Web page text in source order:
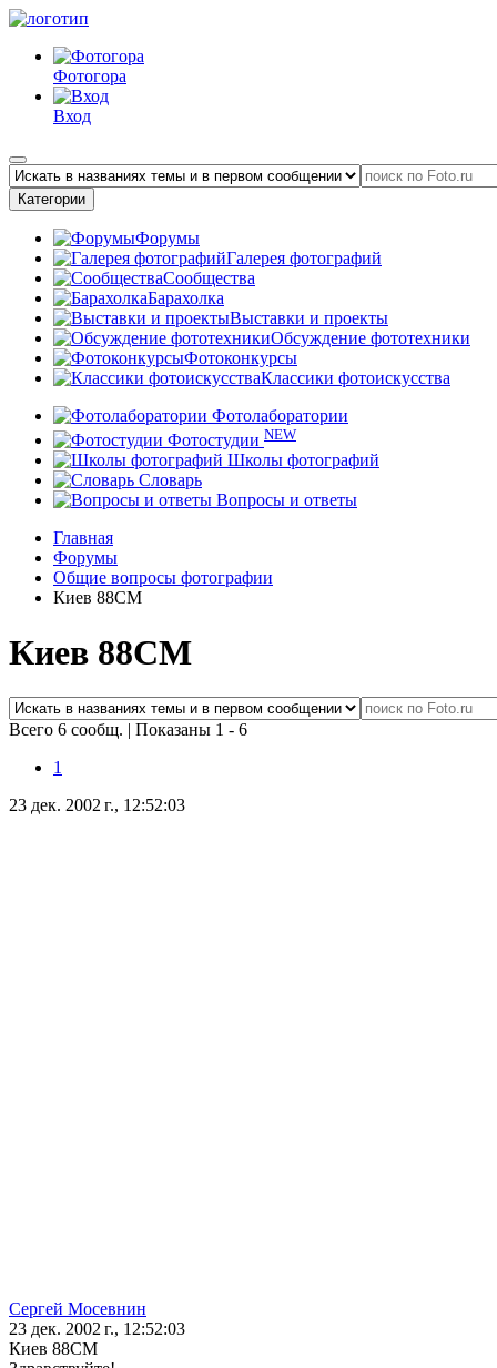
Фотогора
Вход
Категории
Форумы
Галерея фотографий
Сообщества
Барахолка
Выставки и проекты
Обсуждение фототехники
Фотоконкурсы
Классики фотоискусства
Фотолаборатории
Фотостудии NEW
Школы фотографий
Словарь
Вопросы и ответы
Главная
Форумы
Общие вопросы фотографии
Киев 88СМ
Киев 88СМ
Всего 6 сообщ. | Показаны 1 - 6
1
23 дек. 2002 г., 12:52:03
Сергей Мосевнин
23 дек. 2002 г., 12:52:03
Киев 88СМ